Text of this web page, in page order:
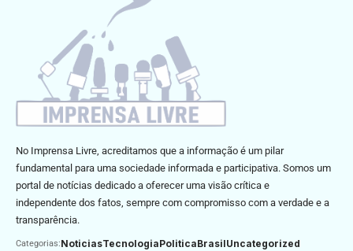
No Imprensa Livre, acreditamos que a informação é um pilar
fundamental para uma sociedade informada e participativa. Somos um
portal de notícias dedicado a oferecer uma visão crítica e
independente dos fatos, sempre com compromisso com a verdade e a
transparência.
Categorias:NoticiasTecnologiaPoliticaBrasilUncategorized